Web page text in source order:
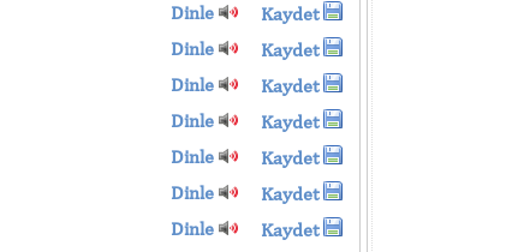
Dinle
Kaydet
Dinle
Kaydet
Dinle
Kaydet
Dinle
Kaydet
Dinle
Kaydet
Dinle
Kaydet
Dinle
Kaydet